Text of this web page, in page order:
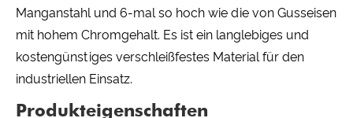
Manganstahl und 6-mal so hoch wie die von Gusseisen
mit hohem Chromgehalt. Es ist ein langlebiges und
kostengünstiges verschleißfestes Material für den
industriellen Einsatz.
Produkteigenschaften